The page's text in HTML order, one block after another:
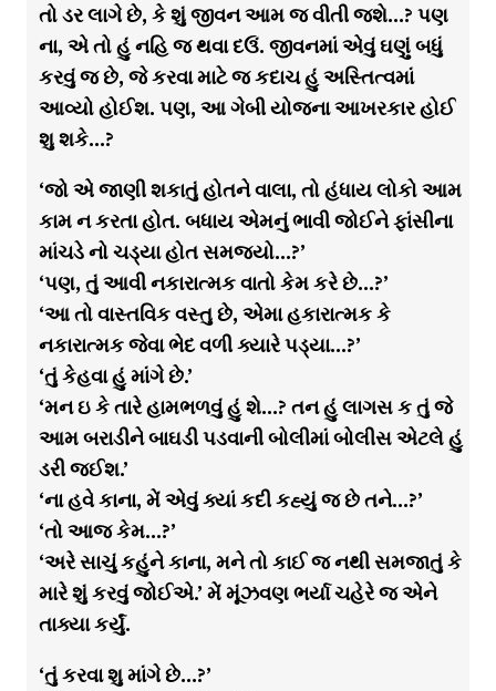
તો ડર લાગે છે, કે શું જીવન આમ જ વીતી જશે…? પણ
ના, એ તો હું નહિ જ થવા દઉં. જીવનમાં એવું ઘણું બધું
કરવું જ છે, જે કરવા માટે જ કદાચ હું અસ્તિત્વમાં
આવ્યો હોઈશ. પણ, આ ગેબી યોજના આખરકાર હોઈ
શુ શકે…?
‘જો એ જાણી શકાતું હોતને વાલા, તો હંધાય લોકો આમ
કામ ન કરતા હોત. બધાય એમનું ભાવી જોઈને ફાંસીના
માંચડે નો ચડ્યા હોત સમજ્યો…?’
‘પણ, તું આવી નકારાત્મક વાતો કેમ કરે છે…?’
‘આ તો વાસ્તવિક વસ્તુ છે, એમા હકારાત્મક કે
નકારાત્મક જેવા ભેદ વળી ક્યારે પડ્યા…?’
‘તું કેહવા હું માંગે છે.’
‘મન ઇ કે તારે હામભળવું હું શે…? તન હું લાગસ ક તું જે
આમ બરાડીને બાઘડી પડવાની બોલીમાં બોલીસ એટલે હું
ડરી જઈશ.’
‘ના હવે કાના, મેં એવું ક્યાં કદી કહ્યું જ છે તને…?’
‘તો આજ કેમ…?’
‘અરે સાચું કહુંને કાના, મને તો કાઈ જ નથી સમજાતું કે
મારે શું કરવું જોઈએ.’ મેં મૂંઝવણ ભર્યા ચહેરે જ એને
તાક્યા કર્યું.
‘તું કરવા શુ માંગે છે…?’